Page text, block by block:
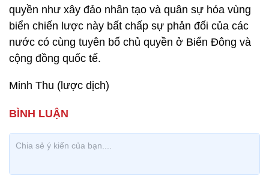
quyền như xây đảo nhân tạo và quân sự hóa vùng
biển chiến lược này bất chấp sự phản đối của các
nước có cùng tuyên bố chủ quyền ở Biển Đông và
cộng đồng quốc tế.
Minh Thu (lược dịch)